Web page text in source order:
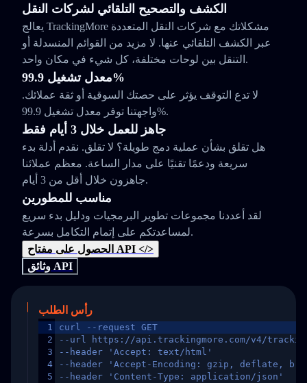
الكشف والتصحيح التلقائي لشركات النقل
يعالج TrackingMore مشكلاتك مع شركات النقل المتعددة
عبر الكشف التلقائي عنها. لا مزيد من القوائم المنسدلة أو
التنقل بين لوحات مختلفة، كل شيء في مكان واحد.
معدل تشغيل 99.9%
لا تدع التوقف يؤثر على حصتك السوقية أو ثقة عملائك.
واجهتنا توفر معدل تشغيل 99.9%.
جاهز للعمل خلال 3 أيام فقط
هل تقلق بشأن عملية دمج طويلة؟ لا تقلق. نقدم أدلة بدء
سريعة ودعمًا تقنيًا على مدار الساعة. معظم عملائنا
جاهزون خلال أقل من 3 أيام.
مناسب للمطورين
لقد أعددنا مجموعات تطوير البرمجيات ودليل بدء سريع
لمساعدتكم على إتمام التكامل بسرعة.
الحصول على مفتاح API </>
وثائق API
رأس الطلب
1
2
3
4
5
curl --request GET
--url https://api.trackingmore.com/v4/trackings/
--header 'Accept: text/html'
--header 'Accept-Encoding: gzip, deflate,
--header 'Content-Type: application/json'